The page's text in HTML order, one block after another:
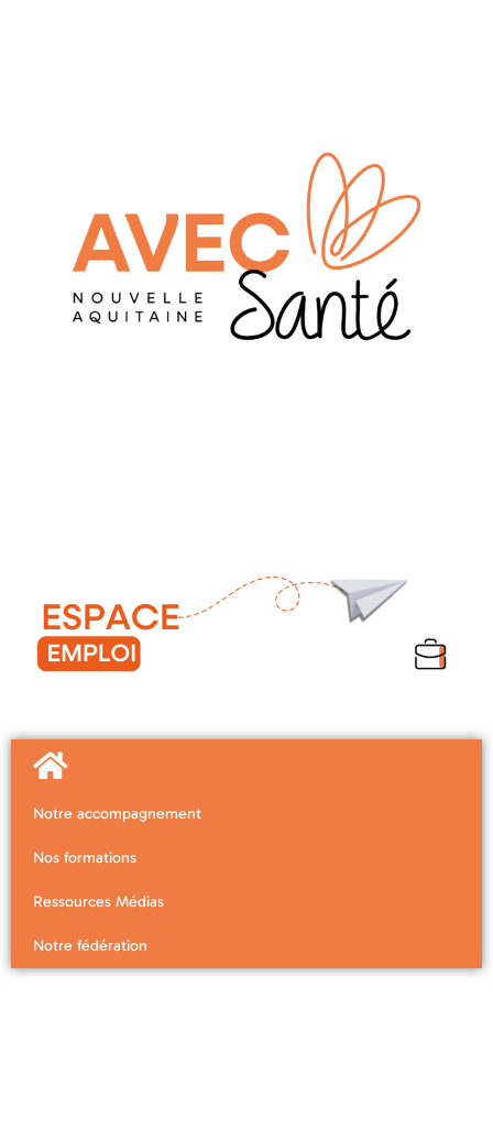
Notre accompagnement
Nos formations
Ressources Médias
Notre fédération